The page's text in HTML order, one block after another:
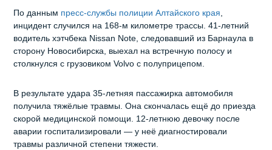
По данным пресс‑службы полиции Алтайского края,
инцидент случился на 168‑м километре трассы. 41‑летний
водитель хэтчбека Nissan Note, следовавший из Барнаула в
сторону Новосибирска, выехал на встречную полосу и
столкнулся с грузовиком Volvo с полуприцепом.
В результате удара 35‑летняя пассажирка автомобиля
получила тяжёлые травмы. Она скончалась ещё до приезда
скорой медицинской помощи. 12‑летнюю девочку после
аварии госпитализировали — у неё диагностировали
травмы различной степени тяжести.